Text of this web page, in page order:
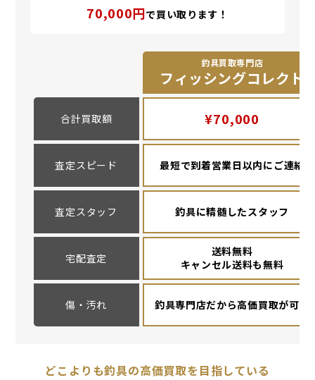
70,000円で買い取ります！
釣具買取専門店
フィッシングコレクト
合計買取額 ¥70,000
査定スピード 最短で到着営業日以内にご連絡
査定スタッフ 釣具に精髄したスタッフ
宅配査定
送料無料
キャンセル送料も無料
傷・汚れ 釣具専門店だから高価買取が可能
どこよりも釣具の高価買取を目指している